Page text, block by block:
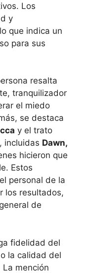
Los
y
que indica un
para sus
resalta
tranquilizador
el miedo
se destaca
y el trato
incluidas Dawn,
hicieron que
Estos
personal de la
los resultados,
de
fidelidad del
la calidad del
mención